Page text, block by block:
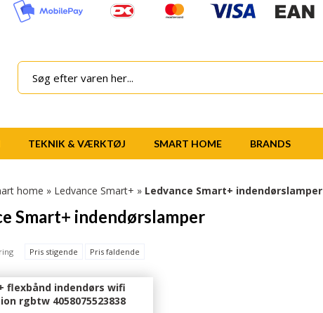
TEKNIK & VÆRKTØJ SMART HOME BRANDS
home » Ledvance Smart+ » Ledvance Smart+ indendørslamper
Smart+ indendørslamper
Pris stigende Pris faldende
flexbånd indendørs wifi
rgbtw 4058075523838